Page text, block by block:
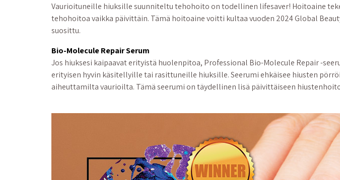
Vaurioituneille hiuksille suunniteltu tehohoito on todellinen lifesaver! Hoitoaine
tehohoitoa vaikka päivittäin. Tämä hoitoaine voitti kultaa vuoden 2024 Global
suosittu.
Bio-Molecule Repair Serum
Jos hiuksesi kaipaavat erityistä huolenpitoa, Professional Bio-Molecule Repair -
erityisen hyvin käsitellyille tai rasittuneille hiuksille. Seerumi ehkäisee hiusten
aiheuttamilta vaurioilta. Tämä seerumi on täydellinen lisä päivittäiseen